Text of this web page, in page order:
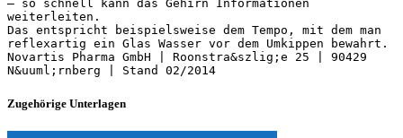
– so schnell kann das Gehirn Informationen
weiterleiten.
Das entspricht beispielsweise dem Tempo, mit dem man
reflexartig ein Glas Wasser vor dem Umkippen bewahrt.
Novartis Pharma GmbH | Roonstra&szlig;e 25 | 90429
Zugehörige Unterlagen